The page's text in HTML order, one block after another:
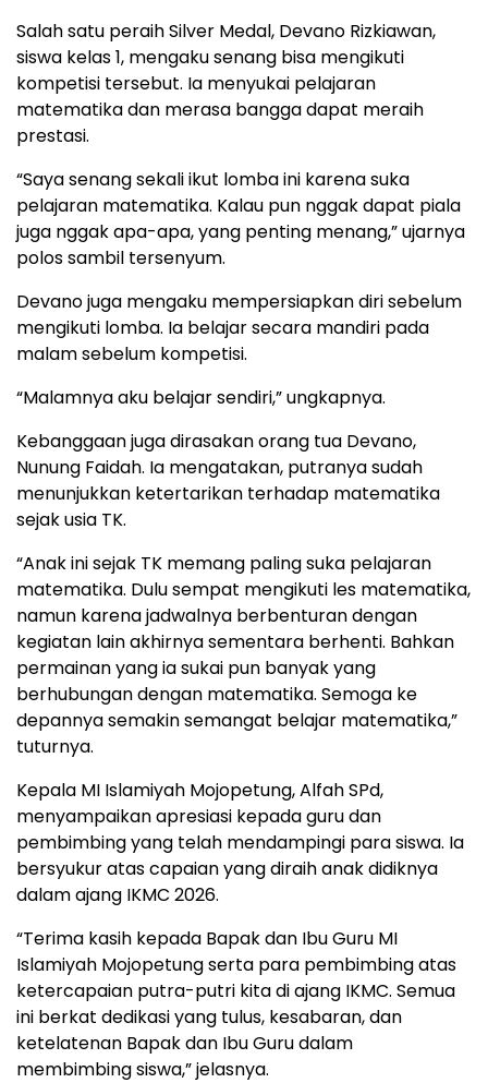
Salah satu peraih Silver Medal, Devano Rizkiawan,
siswa kelas 1, mengaku senang bisa mengikuti
kompetisi tersebut. Ia menyukai pelajaran
matematika dan merasa bangga dapat meraih
prestasi.
“Saya senang sekali ikut lomba ini karena suka
pelajaran matematika. Kalau pun nggak dapat piala
juga nggak apa-apa, yang penting menang,” ujarnya
polos sambil tersenyum.
Devano juga mengaku mempersiapkan diri sebelum
mengikuti lomba. Ia belajar secara mandiri pada
malam sebelum kompetisi.
“Malamnya aku belajar sendiri,” ungkapnya.
Kebanggaan juga dirasakan orang tua Devano,
Nunung Faidah. Ia mengatakan, putranya sudah
menunjukkan ketertarikan terhadap matematika
sejak usia TK.
“Anak ini sejak TK memang paling suka pelajaran
matematika. Dulu sempat mengikuti les matematika,
namun karena jadwalnya berbenturan dengan
kegiatan lain akhirnya sementara berhenti. Bahkan
permainan yang ia sukai pun banyak yang
berhubungan dengan matematika. Semoga ke
depannya semakin semangat belajar matematika,”
tuturnya.
Kepala MI Islamiyah Mojopetung, Alfah SPd,
menyampaikan apresiasi kepada guru dan
pembimbing yang telah mendampingi para siswa. Ia
bersyukur atas capaian yang diraih anak didiknya
dalam ajang IKMC 2026.
“Terima kasih kepada Bapak dan Ibu Guru MI
Islamiyah Mojopetung serta para pembimbing atas
ketercapaian putra-putri kita di ajang IKMC. Semua
ini berkat dedikasi yang tulus, kesabaran, dan
ketelatenan Bapak dan Ibu Guru dalam
membimbing siswa,” jelasnya.